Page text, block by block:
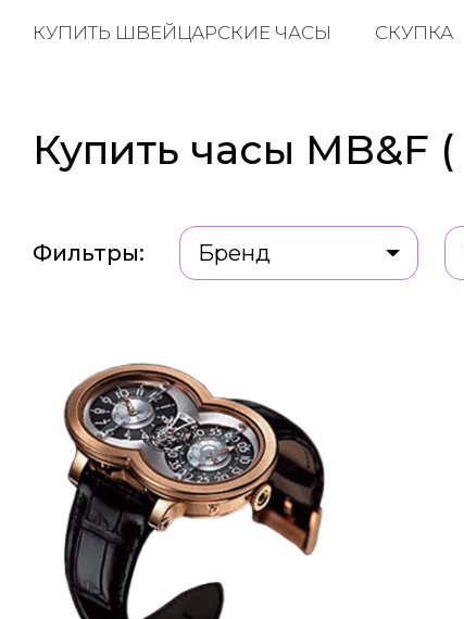
КУПИТЬ ШВЕЙЦАРСКИЕ ЧАСЫ СКУПКА
Купить часы
Фильтры: Бренд